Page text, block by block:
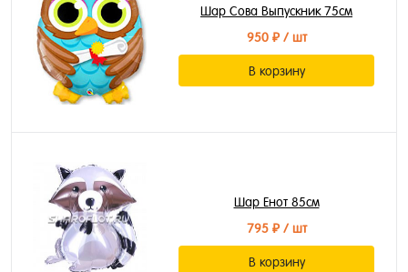
Шар Сова Выпускник 75см
950 ₽/ шт
В корзину
Шар Енот 85см
795 ₽/ шт
В корзину